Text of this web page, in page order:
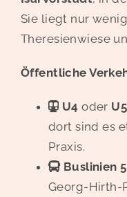
Sie liegt nur
Theresienwiese
Öffentliche
U4oder U5
dort sind es
Praxis.
Buslinien
Georg-Hirth-